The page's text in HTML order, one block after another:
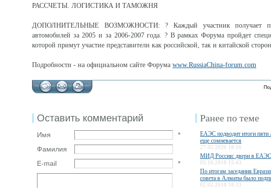
РАССЧЕТЫ. ЛОГИСТИКА И ТАМОЖНЯ
ДОПОЛНИТЕЛЬНЫЕ ВОЗМОЖНОСТИ: ? Каждый участник получает
автомобилей за 2005 и за 2006-2007 года. ? В рамках Форума пройдет
которой примут участие представители как российской, так и китайской
Подробности - на официальном сайте Форума www.RussiaChina-forum.com
Оставить комментарий
Имя
*
Фамилия
E-mail
*
Ранее по теме
ЕАЭС подводит итоги пяти
еще сомневается
27.02.2020 18:16
МИД России: двери в ЕАЭС
05.10.2018 15:43
По итогам заседания
совета в Алматы было
02.02.2018 18:33